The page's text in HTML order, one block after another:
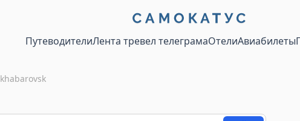
ПутеводителиЛента тревел телеграмаОтелиАвиабилеты
khabarovsk